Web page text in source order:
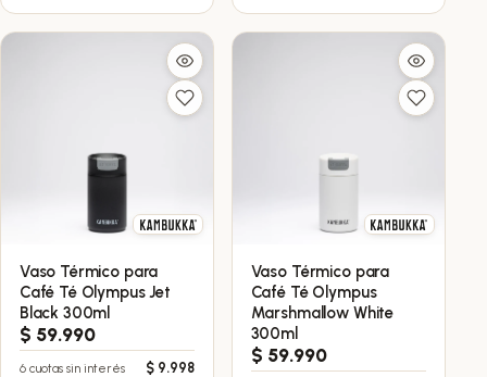
Vaso Térmico para
Café Té Olympus Jet
Black 300ml
$ 59.990
6 cuotas sin interés $ 9.998
Vaso Térmico para
Café Té Olympus
Marshmallow White
300ml
$ 59.990